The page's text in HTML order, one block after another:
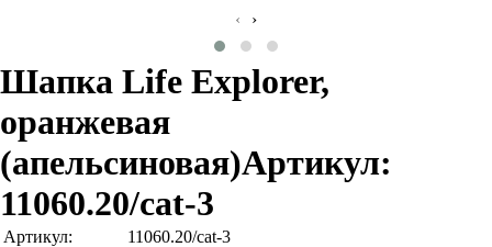
‹ ›
Шапка Life Explorer,
оранжевая
(апельсиновая)Артикул:
11060.20/cat-3
Артикул:
11060.20/cat-3